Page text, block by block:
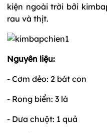
kiện ngoài trời bởi
rau và thịt.
Nguyên liệu:
- Cơm dẻo: 2 bát con
- Rong biển: 3 lá
- Dưa chuột: 1 quả